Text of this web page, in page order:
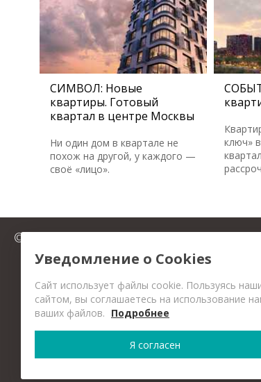
СИМВОЛ: Новые
квартиры. Готовый
квартал в центре Москвы
Ни один дом в квартале не
похож на другой, у каждого —
своё «лицо».
ключ»
Уведомление о Cookies
Сайт использует файлы cookie. Пользуясь
сайтом, вы соглашаетесь на использование
ваших файлов. Подробнее
Я согласен
© 2025 FromMillion.ru